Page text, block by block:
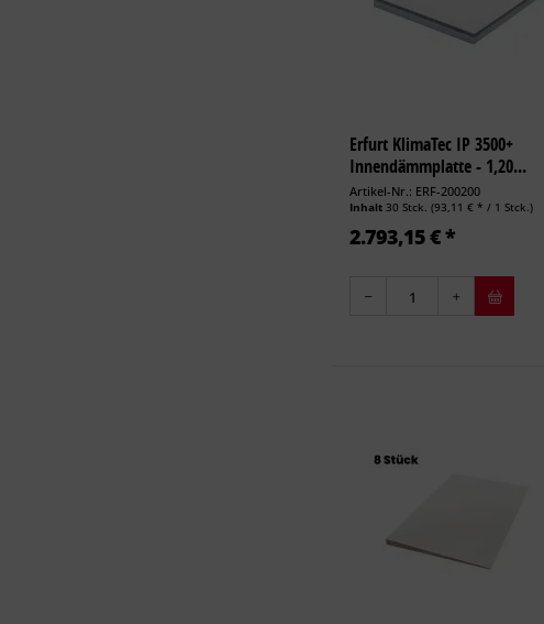
Erfurt KlimaTec IP 3500+
Innendämmplatte - 1,20...
Artikel-Nr.: ERF-200200
Inhalt30 Stck.(93,11 € * / 1 Stck.)
2.793,15 € *